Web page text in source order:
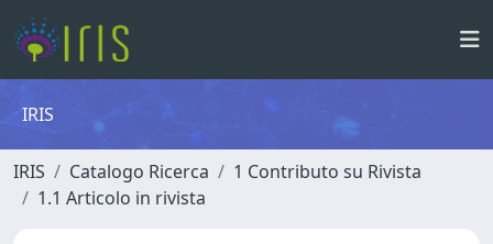
IRIS
IRIS Catalogo Ricerca
1 Contributo su Rivista
1.1 Articolo in rivista